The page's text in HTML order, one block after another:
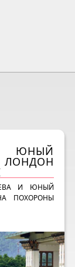
ЮНЫЙ
ЛОНДОН
И ЮНЫЙ
ПОХОРОНЫ